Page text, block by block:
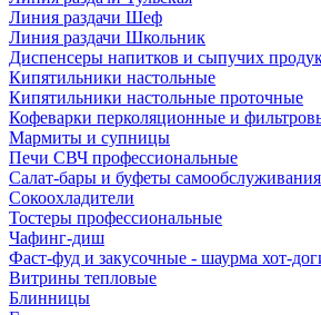
Линия раздачи Шеф
Линия раздачи Школьник
Диспенсеры напитков и сыпучих
Кипятильники настольные
Кипятильники настольные проточные
Кофеварки перколяционные и
Мармиты и супницы
Печи СВЧ профессиональные
Салат-бары и буфеты самообслуживания
Сокоохладители
Тостеры профессиональные
Чафинг-диш
Фаст-фуд и закусочные - шаурма хот-
Витрины тепловые
Блинницы